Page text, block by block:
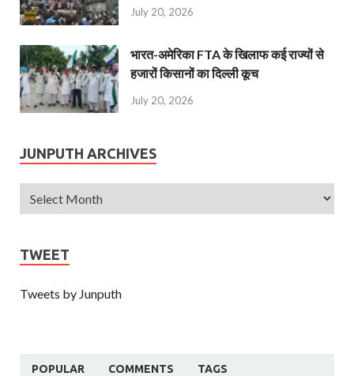
July 20, 2026
भारत-अमेरिका FTA के खिलाफ कई राज्यों से
हजारों किसानों का दिल्ली कूच
July 20, 2026
JUNPUTH ARCHIVES
TWEET
Tweets by Junputh
POPULAR COMMENTS TAGS